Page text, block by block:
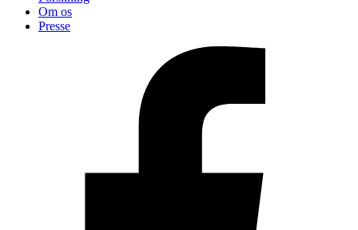
Om os
Presse